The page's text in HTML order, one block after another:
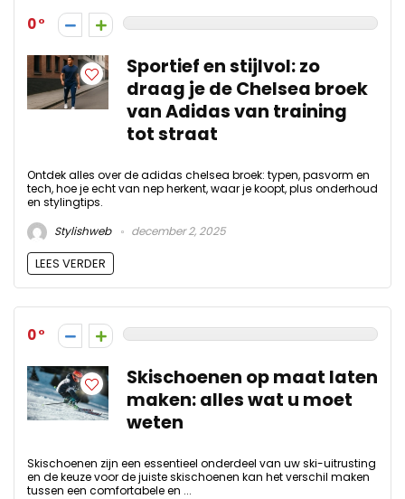
0
Sportief en stijlvol: zo
draag je de Chelsea broek
van Adidas van training
tot straat
Ontdek alles over de adidas chelsea broek: typen, pasvorm en
tech, hoe je echt van nep herkent, waar je koopt, plus onderhoud
en stylingtips.
Stylishweb
december 2, 2025
LEES VERDER
0
Skischoenen op maat laten
maken: alles wat u moet
weten
Skischoenen zijn een essentieel onderdeel van uw ski-uitrusting
en de keuze voor de juiste skischoenen kan het verschil maken
tussen een comfortabele en ...